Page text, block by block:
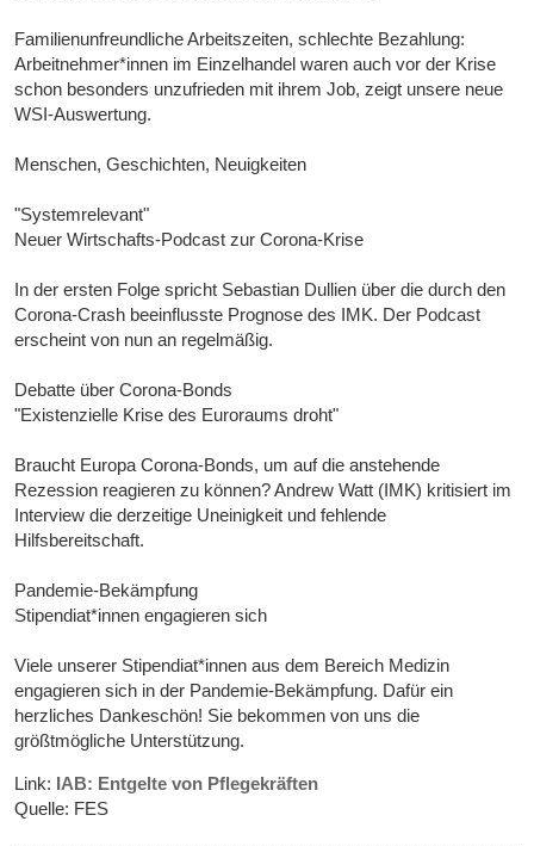
Familienunfreundliche Arbeitszeiten, schlechte Bezahlung:
Arbeitnehmer*innen im Einzelhandel waren auch vor der Krise
schon besonders unzufrieden mit ihrem Job, zeigt unsere neue
WSI-Auswertung.
Menschen, Geschichten, Neuigkeiten
"Systemrelevant"
Neuer Wirtschafts-Podcast zur Corona-Krise
In der ersten Folge spricht Sebastian Dullien über die durch den
Corona-Crash beeinflusste Prognose des IMK. Der Podcast
erscheint von nun an regelmäßig.
Debatte über Corona-Bonds
"Existenzielle Krise des Euroraums droht"
Braucht Europa Corona-Bonds, um auf die anstehende
Rezession reagieren zu können? Andrew Watt (IMK) kritisiert im
Interview die derzeitige Uneinigkeit und fehlende
Hilfsbereitschaft.
Pandemie-Bekämpfung
Stipendiat*innen engagieren sich
Viele unserer Stipendiat*innen aus dem Bereich Medizin
engagieren sich in der Pandemie-Bekämpfung. Dafür ein
herzliches Dankeschön! Sie bekommen von uns die
größtmögliche Unterstützung.
Link: IAB: Entgelte von Pflegekräften
Quelle: FES